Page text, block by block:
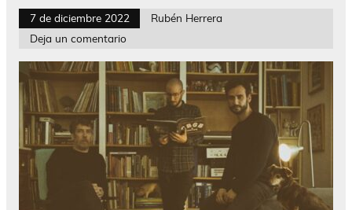
7 de diciembre 2022
Rubén Herrera
Deja un comentario